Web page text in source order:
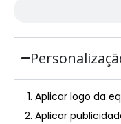
Aplicar logo da
Aplicar